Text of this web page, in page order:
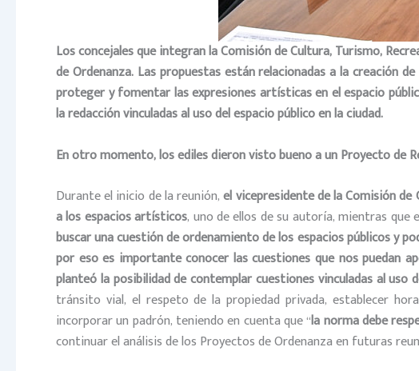
Los concejales que integran la Comisión de Cultura, Turismo,
de Ordenanza. Las propuestas están relacionadas a la creación
proteger y fomentar las expresiones artísticas en el espacio
la redacción vinculadas al uso del espacio público en la ciudad.
En otro momento, los ediles dieron visto bueno a un Proyecto de
Durante el inicio de la reunión,el vicepresidente de la Comisión
a los espacios artísticos, uno de ellos de su autoría, mientras
buscar una cuestión de ordenamiento de los espacios públicos y
por eso es importante conocer las cuestiones que nos puedan
planteó la posibilidad de contemplar cuestiones vinculadas al uso
tránsito vial, el respeto de la propiedad privada, establecer
incorporar un padrón, teniendo en cuenta que “la norma debe
continuar el análisis de los Proyectos de Ordenanza en futuras